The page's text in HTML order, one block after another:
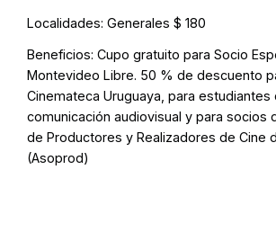
Localidades: Generales $ 180
Beneficios: Cupo gratuito para Socio
Montevideo Libre. 50 % de descuento
Cinemateca Uruguaya, para estudiantes
comunicación audiovisual y para socios
de Productores y Realizadores de Cine
(Asoprod)